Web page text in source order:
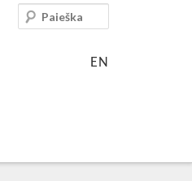
EN
Paieška